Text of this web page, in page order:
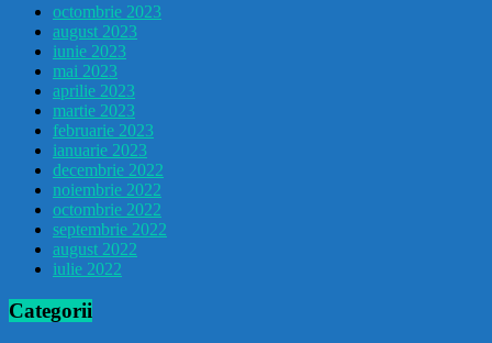
octombrie 2023
august 2023
iunie 2023
mai 2023
aprilie 2023
martie 2023
februarie 2023
ianuarie 2023
decembrie 2022
noiembrie 2022
octombrie 2022
septembrie 2022
august 2022
iulie 2022
Categorii